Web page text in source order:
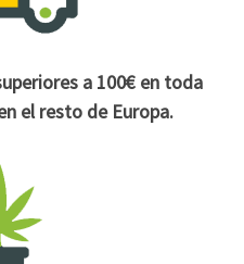
a 100€ en toda
el resto de Europa.